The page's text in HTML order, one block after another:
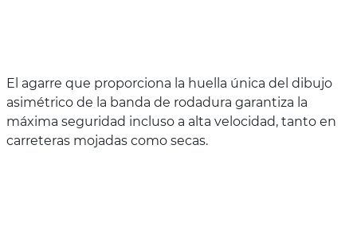
El agarre que proporciona la huella única del dibujo
asimétrico de la banda de rodadura garantiza la
máxima seguridad incluso a alta velocidad, tanto en
carreteras mojadas como secas.